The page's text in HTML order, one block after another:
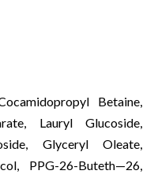
Betaine,
Lauryl Glucoside,
Glyceryl Oleate,
PPG-26-Buteth—26,